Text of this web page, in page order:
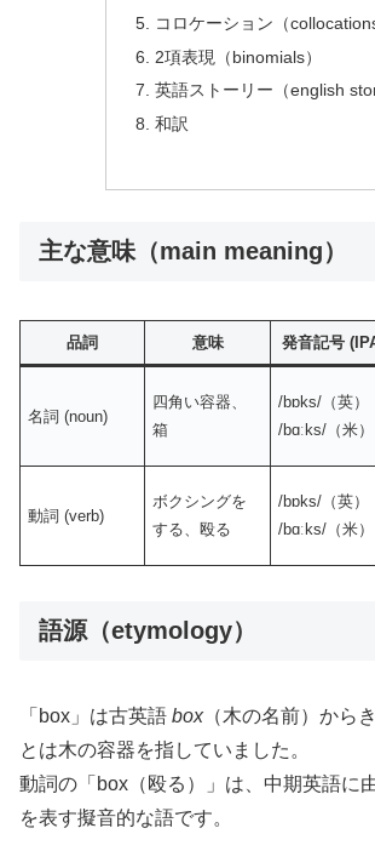
コロケーション（collocations
2項表現（binomials）
英語ストーリー（english
和訳
主な意味（main meaning）
品詞 意味 発音記号
名詞 (noun)
四角い容器、
箱
/bɒks/（英）
/bɑːks/（米）
動詞 (verb)
ボクシングを
する、殴る
/bɒks/（英）
/bɑːks/（米）
語源（etymology）
「box」は古英語 box（木の名前）から
とは木の容器を指していました。
動詞の「box（殴る）」は、中期英語に
を表す擬音的な語です。